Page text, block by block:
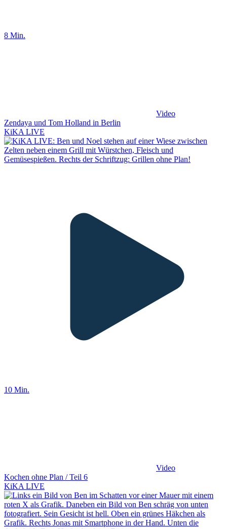
8 Min.
Video
Zendaya und Tom Holland in Berlin
KiKA LIVE
10 Min.
Video
Kochen ohne Plan / Teil 6
KiKA LIVE